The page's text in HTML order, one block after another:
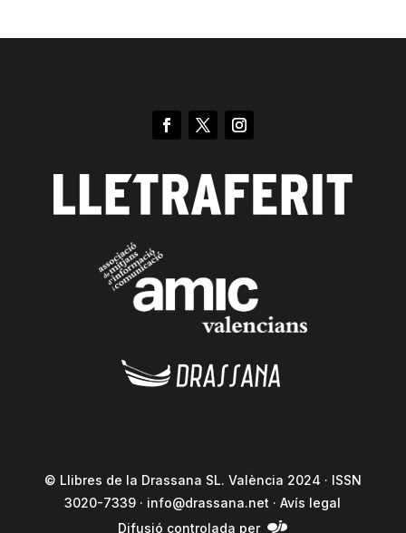
© Llibres de la Drassana SL. València 2024 · ISSN
3020-7339 · info@drassana.net ·Avís legal
Difusió controlada per